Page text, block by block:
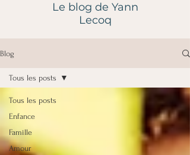
Le blog de Yann
Lecoq
Blog
Tous les posts
Enfance
Famille
Amour
Tous les posts